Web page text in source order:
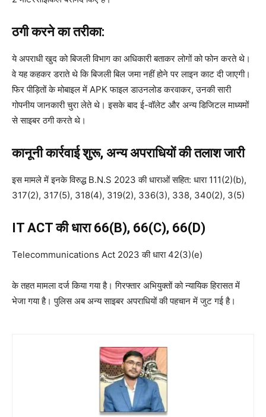
ठगी करने का तरीका:
ये अपराधी खुद को बिजली विभाग का अधिकारी बताकर लोगों को फोन करते थे।
वे यह कहकर डराते थे कि बिजली बिल जमा नहीं होने पर लाइन काट दी जाएगी।
फिर पीड़ितों के मोबाइल में APK फाइल डाउनलोड करवाकर, उनकी सारी
गोपनीय जानकारी चुरा लेते थे। इसके बाद ई-वॉलेट और अन्य डिजिटल माध्यमों
से साइबर ठगी करते थे।
कानूनी कार्रवाई शुरू, अन्य अपराधियों की तलाश जारी
इस मामले में इनके विरुद्ध B.N.S 2023 की धाराओं सहित: धारा 111(2)(b),
317(2), 317(5), 318(4), 319(2), 336(3), 338, 340(2), 3(5)
IT ACT की धारा 66(B), 66(C), 66(D)
Telecommunications Act 2023 की धारा 42(3)(e)
के तहत मामला दर्ज किया गया है। गिरफ्तार अभियुक्तों को न्यायिक हिरासत में
भेजा गया है। पुलिस अब अन्य साइबर अपराधियों की पहचान में जुट गई है।